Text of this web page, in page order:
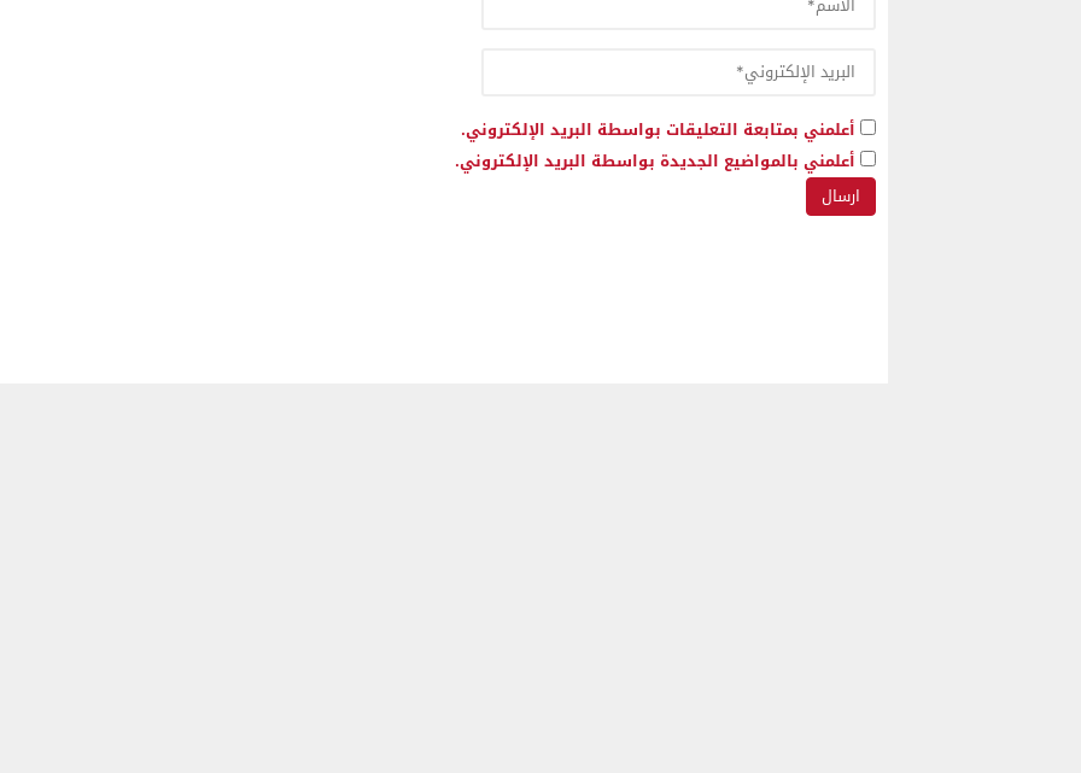
أعلمني بمتابعة التعليقات بواسطة البريد الإلكتروني.
أعلمني بالمواضيع الجديدة بواسطة البريد الإلكتروني.